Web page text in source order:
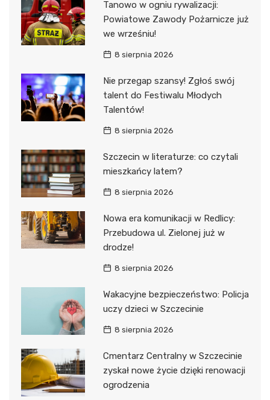
Tanowo w ogniu rywalizacji:
Powiatowe Zawody Pożarnicze już
we wrześniu!
8 sierpnia 2026
Nie przegap szansy! Zgłoś swój
talent do Festiwalu Młodych
Talentów!
8 sierpnia 2026
Szczecin w literaturze: co czytali
mieszkańcy latem?
8 sierpnia 2026
Nowa era komunikacji w Redlicy:
Przebudowa ul. Zielonej już w
drodze!
8 sierpnia 2026
Wakacyjne bezpieczeństwo: Policja
uczy dzieci w Szczecinie
8 sierpnia 2026
Cmentarz Centralny w Szczecinie
zyskał nowe życie dzięki renowacji
ogrodzenia